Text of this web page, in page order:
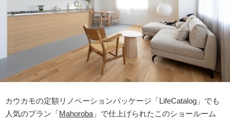
カウカモの定額リノベーションパッケージ「LifeCatalog」でも
人気のプラン「Mahoroba 」で仕上げられたこのショールーム